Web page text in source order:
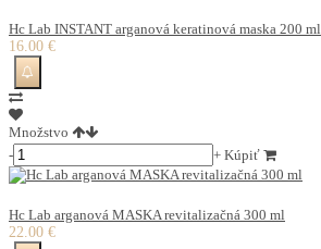
Hc Lab INSTANT arganová keratinová maska 200 ml
16.00 €
Množstvo
-
+ Kúpiť
Hc Lab arganová MASKA revitalizačná 300 ml
22.00 €